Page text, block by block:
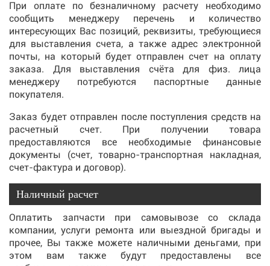
При оплате по безналичному расчету необходимо
сообщить менеджеру перечень и количество
интересующих Вас позиций, реквизиты, требующиеся
для выставления счета, а также адрес электронной
почты, на который будет отправлен счет на оплату
заказа. Для выставления счёта для физ. лица
менеджеру потребуются паспортные данные
покупателя.
Заказ будет отправлен после поступления средств на
расчетный счет. При получении товара
предоставляются все необходимые финансовые
документы (счет, товарно-транспортная накладная,
счет-фактура и договор).
Наличный расчет
Оплатить запчасти при самовывозе со склада
компании, услуги ремонта или выездной бригады и
прочее, Вы также можете наличными деньгами, при
этом вам также будут предоставлены все